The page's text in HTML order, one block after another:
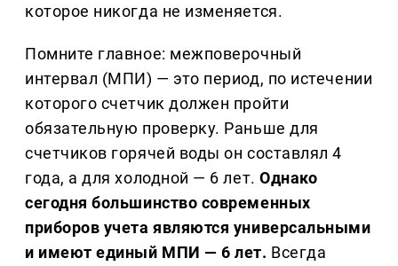
которое никогда не изменяется.
Помните главное: межповерочный
интервал (МПИ) — это период, по истечении
которого счетчик должен пройти
обязательную проверку. Раньше для
счетчиков горячей воды он составлял 4
года, а для холодной — 6 лет.Однако
сегодня большинство современных
приборов учета являются универсальными
и имеют единый МПИ — 6 лет. Всегда